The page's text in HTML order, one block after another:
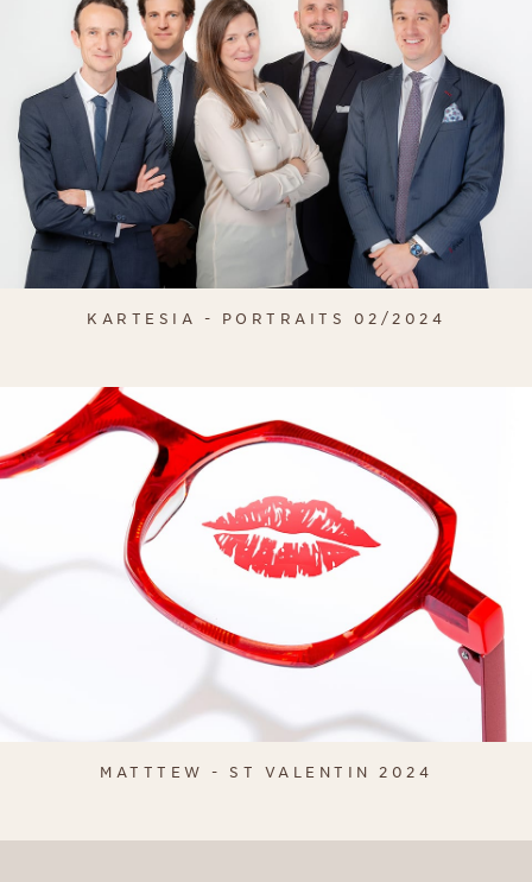
KARTESIA - PORTRAITS 02/2024
MATTTEW - ST VALENTIN 2024